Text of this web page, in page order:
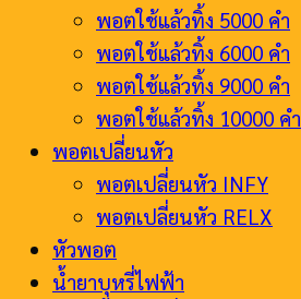
พอตใช้แล้วทิ้ง 5000 คำ
พอตใช้แล้วทิ้ง 6000 คำ
พอตใช้แล้วทิ้ง 9000 คำ
พอตใช้แล้วทิ้ง 10000 คำ
พอตเปลี่ยนหัว
พอตเปลี่ยนหัว INFY
พอตเปลี่ยนหัว RELX
หัวพอต
น้ำยาบุหรี่ไฟฟ้า